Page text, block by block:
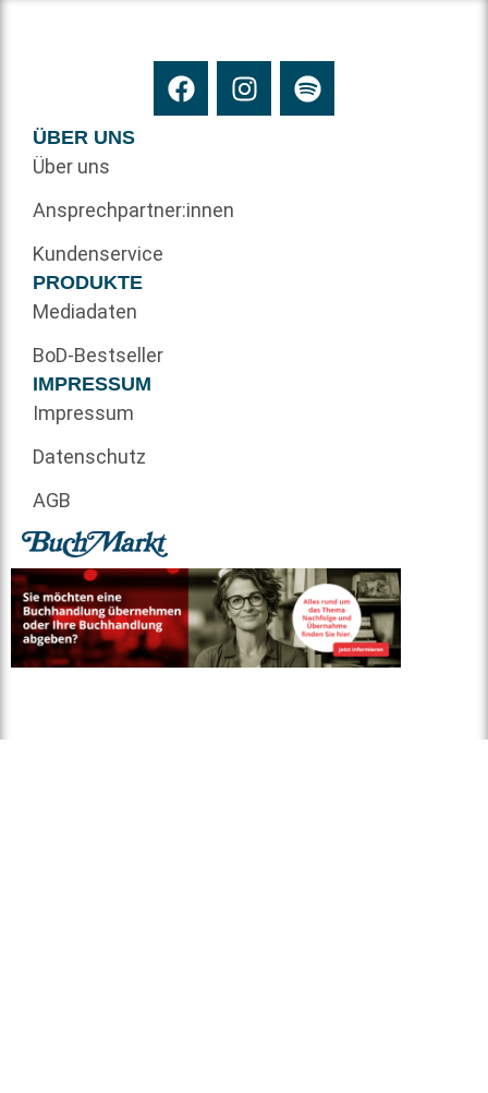
ÜBER UNS
Über uns
Ansprechpartner:innen
Kundenservice
PRODUKTE
Mediadaten
BoD-Bestseller
IMPRESSUM
Impressum
Datenschutz
AGB